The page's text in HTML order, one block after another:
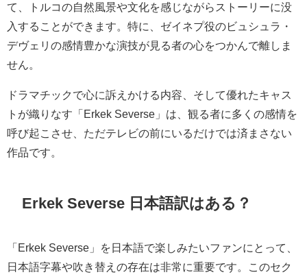
て、トルコの自然風景や文化を感じながらストーリーに没
入することができます。特に、ゼイネプ役のビュシュラ・
デヴェリの感情豊かな演技が見る者の心をつかんで離しま
せん。
ドラマチックで心に訴えかける内容、そして優れたキャス
トが織りなす「Erkek Severse」は、観る者に多くの感情を
呼び起こさせ、ただテレビの前にいるだけでは済まさない
作品です。
Erkek Severse 日本語訳はある？
「Erkek Severse」を日本語で楽しみたいファンにとって、
日本語字幕や吹き替えの存在は非常に重要です。このセク